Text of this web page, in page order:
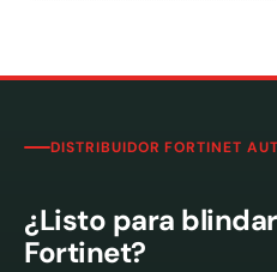
DISTRIBUIDOR FORTINET
¿Listo para
Fortinet?